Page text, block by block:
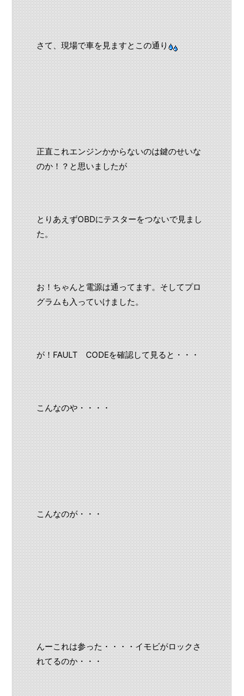
さて、現場で車を見ますとこの通り
正直これエンジンかからないのは鍵のせいな
のか！？と思いましたが
とりあえずOBDにテスターをつないで見まし
た。
お！ちゃんと電源は通ってます。そしてプロ
グラムも入っていけました。
が！FAULT CODEを確認して見ると・・・
こんなのや・・・・
こんなのが・・・
んーこれは参った・・・・イモビがロックさ
れてるのか・・・